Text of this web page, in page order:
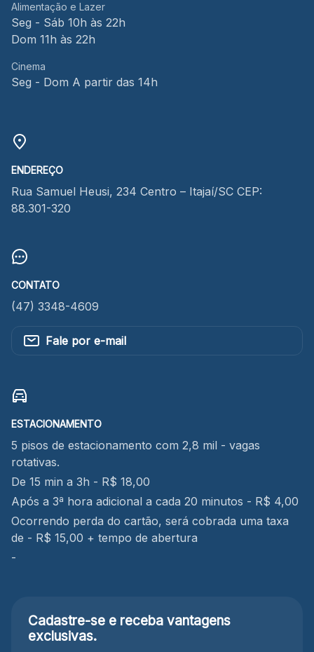
Alimentação e Lazer
Seg - Sáb 10h às 22h
Dom 11h às 22h
Cinema
Seg - Dom A partir das 14h
ENDEREÇO
Rua Samuel Heusi, 234 Centro – Itajaí/SC CEP:
88.301-320
CONTATO
(47) 3348-4609
Fale por e-mail
ESTACIONAMENTO
5 pisos de estacionamento com 2,8 mil - vagas
rotativas.
De 15 min a 3h - R$ 18,00
Após a 3ª hora adicional a cada 20 minutos - R$ 4,00
Ocorrendo perda do cartão, será cobrada uma taxa
de - R$ 15,00 + tempo de abertura
-
Cadastre-se e receba vantagens
exclusivas.